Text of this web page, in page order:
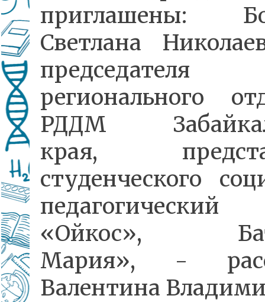
приглашены:
Светлана
председателя
регионального
РДДМ
края,
студенческого
педагогический
«Ойкос»,
Мария», -
Валентина